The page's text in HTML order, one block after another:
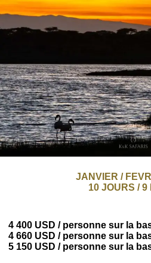
JANVIER /
10 JOURS / 9
4 400 USD / personne sur la
4 660 USD / personne sur la
5 150 USD / personne sur la